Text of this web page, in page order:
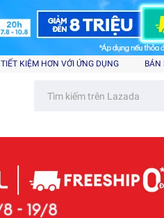
TIẾT KIỆM HƠN VỚI ỨNG DỤNG BÁN